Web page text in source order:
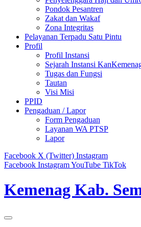
Pondok Pesantren
Zakat dan Wakaf
Zona Integritas
Pelayanan Terpadu Satu Pintu
Profil
Profil Instansi
Sejarah Instansi
Tugas dan Fungsi
Tautan
Visi Misi
PPID
Pengaduan / Lapor
Form Pengaduan
Layanan WA PTSP
Lapor
Facebook X (Twitter) Instagram
Facebook InstagramYouTube TikTok
Kemenag Kab.